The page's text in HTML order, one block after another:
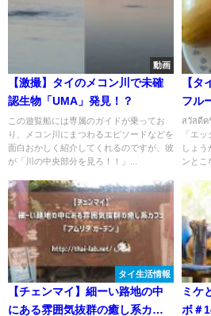
動画
【激撮】タイのメコン川で未確
認生物「UMA」発見！？
この遊覧船には専属のガイドが乗ってお
り、メコン川にまつわるエピソードなどを
面白おかしく紹介してくれるのですが、彼
が「川の中央部分を見ろ！！」...
【タ
フル
って
สวัสดีค
「エ
しょう
ンとこ
タイ生活情報
【チェンマイ】細ーい路地の中
にある雰囲気抜群の癒し系カフ
ミケ
ボ＃